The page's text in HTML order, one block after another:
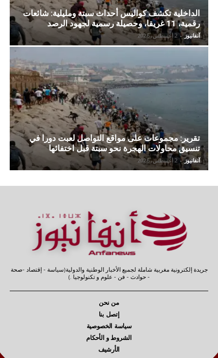
الداخلية تكشف كواليس أحداث سبتة ومليلية: شائعات
رقمية، 11 غريقا، وحصيلة رسمية لجهود الرصد
آنفانيوز - 2 أغسطس، 2026
تقرير: مجموعات على مواقع التواصل لعبت دورا في
تنسيق محاولات الهجرة نحو سبتة قبل اختفائها
آنفانيوز - 2 أغسطس، 2026
جريدة إلكترونية مغربية شاملة لجميع الأخبار الوطنية والدولية(سياسة - إقتصاد -صحة
- حوادث - فن - علوم و تكنولوجيا .)
من نحن
إتصل بنا
سياسة الخصوصية
الشروط و الأحكام
الأرشيف